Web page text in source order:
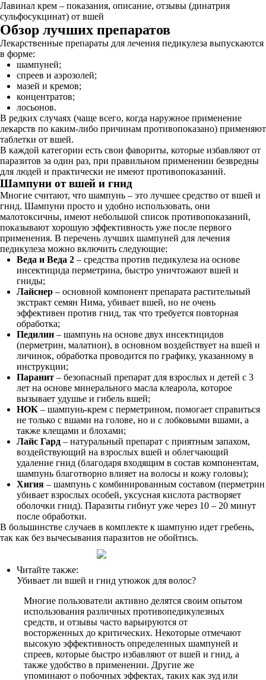
Лавинал крем – показания, описание, отзывы (динатрия
сульфосукцинат) от вшей
Обзор лучших препаратов
Лекарственные препараты для лечения педикулеза выпускаются
в форме:
шампуней;
спреев и аэрозолей;
мазей и кремов;
концентратов;
лосьонов.
В редких случаях (чаще всего, когда наружное применение
лекарств по каким-либо причинам противопоказано) применяют
таблетки от вшей.
В каждой категории есть свои фавориты, которые избавляют от
паразитов за один раз, при правильном применении безвредны
для людей и практически не имеют противопоказаний.
Шампуни от вшей и гнид
Многие считают, что шампунь – это лучшее средство от вшей и
гнид. Шампуни просто и удобно использовать, они
малотоксичны, имеют небольшой список противопоказаний,
показывают хорошую эффективность уже после первого
применения. В перечень лучших шампуней для лечения
педикулеза можно включить следующие:
Веда и Веда 2 – средства против педикулеза на основе
инсектицида перметрина, быстро уничтожают вшей и
гниды;
Лайснер – основной компонент препарата растительный
экстракт семян Нима, убивает вшей, но не очень
эффективен против гнид, так что требуется повторная
обработка;
Педилин – шампунь на основе двух инсектицидов
(перметрин, малатион), в основном воздействует на вшей и
личинок, обработка проводится по графику, указанному в
инструкции;
Паранит – безопасный препарат для взрослых и детей с 3
лет на основе минерального масла клеарола, которое
вызывает удушье и гибель вшей;
НОК – шампунь-крем с перметрином, помогает справиться
не только с вшами на голове, но и с лобковыми вшами, а
также клещами и блохами;
Лайс Гард – натуральный препарат с приятным запахом,
воздействующий на взрослых вшей и облегчающий
удаление гнид (благодаря входящим в состав компонентам,
шампунь благотворно влияет на волосы и кожу головы);
Хигия – шампунь с комбинированным составом (перметрин
убивает взрослых особей, уксусная кислота растворяет
оболочки гнид). Паразиты гибнут уже через 10 – 20 минут
после обработки.
В большинстве случаев в комплекте к шампуню идет гребень,
так как без вычесывания паразитов не обойтись.
Читайте также:
Убивает ли вшей и гнид утюжок для волос?
Многие пользователи активно делятся своим опытом
использования различных противопедикулезных
средств, и отзывы часто варьируются от
восторженных до критических. Некоторые отмечают
высокую эффективность определенных шампуней и
спреев, которые быстро избавляют от вшей и гнид, а
также удобство в применении. Другие же
упоминают о побочных эффектах, таких как зуд или